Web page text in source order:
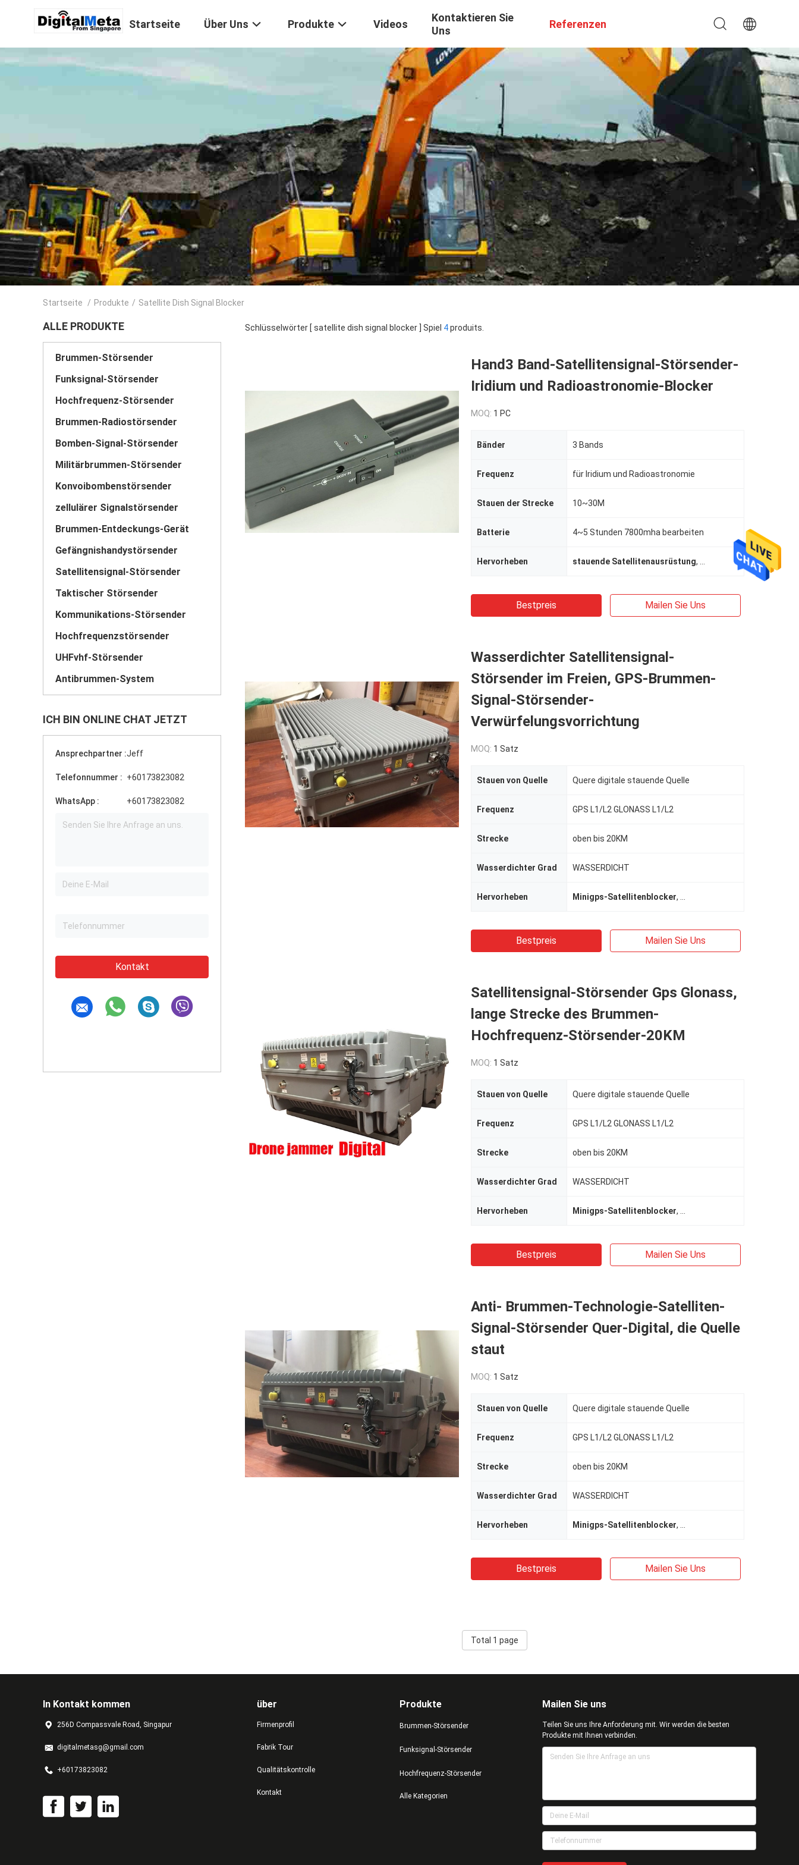
Startseite Über Uns Produkte Videos
Kontaktieren Sie
Uns
Referenzen
Startseite / Produkte / Satellite Dish Signal Blocker
ALLE PRODUKTE
Brummen-Störsender
Funksignal-Störsender
Hochfrequenz-Störsender
Brummen-Radiostörsender
Bomben-Signal-Störsender
Militärbrummen-Störsender
Konvoibombenstörsender
zellulärer Signalstörsender
Brummen-Entdeckungs-Gerät
Gefängnishandystörsender
Satellitensignal-Störsender
Taktischer Störsender
Kommunikations-Störsender
Hochfrequenzstörsender
UHFvhf-Störsender
Antibrummen-System
ICH BIN ONLINE CHAT JETZT
Ansprechpartner :Jeff
Telefonnummer : +60173823082
WhatsApp : +60173823082
Kontakt
Schlüsselwörter [ satellite dish signal blocker ] Spiel 4produits.
Hand3 Band-Satellitensignal-Störsender-
Iridium und Radioastronomie-Blocker
MOQ: 1 PC
Bänder 3 Bands
Frequenz für Iridium und Radioastronomie
Stauen der Strecke 10~30M
Batterie 4~5 Stunden 7800mha bearbeiten
Hervorheben stauende Satellitenausrüstung,
Bestpreis Mailen Sie Uns
Wasserdichter Satellitensignal-
Störsender im Freien, GPS-Brummen-
Signal-Störsender-
Verwürfelungsvorrichtung
MOQ: 1 Satz
Stauen von Quelle Quere digitale stauende Quelle
Frequenz GPS L1/L2 GLONASS L1/L2
Strecke oben bis 20KM
Wasserdichter Grad WASSERDICHT
Hervorheben Minigps-Satellitenblocker,
Bestpreis Mailen Sie Uns
Satellitensignal-Störsender Gps Glonass,
lange Strecke des Brummen-
Hochfrequenz-Störsender-20KM
MOQ: 1 Satz
Stauen von Quelle Quere digitale stauende Quelle
Frequenz GPS L1/L2 GLONASS L1/L2
Strecke oben bis 20KM
Wasserdichter Grad WASSERDICHT
Hervorheben Minigps-Satellitenblocker,
Bestpreis Mailen Sie Uns
Anti- Brummen-Technologie-Satelliten-
Signal-Störsender Quer-Digital, die Quelle
staut
MOQ: 1 Satz
Stauen von Quelle Quere digitale stauende Quelle
Frequenz GPS L1/L2 GLONASS L1/L2
Strecke oben bis 20KM
Wasserdichter Grad WASSERDICHT
Hervorheben Minigps-Satellitenblocker,
Bestpreis Mailen Sie Uns
Total 1 page
In Kontakt kommen
256D Compassvale Road, Singapur
digitalmetasg@gmail.com
+60173823082
über
Firmenprofil
Fabrik Tour
Qualitätskontrolle
Kontakt
Produkte
Brummen-Störsender
Funksignal-Störsender
Hochfrequenz-Störsender
Alle Kategorien
Mailen Sie uns
Teilen Sie uns Ihre Anforderung mit. Wir werden die besten
Produkte mit Ihnen verbinden.